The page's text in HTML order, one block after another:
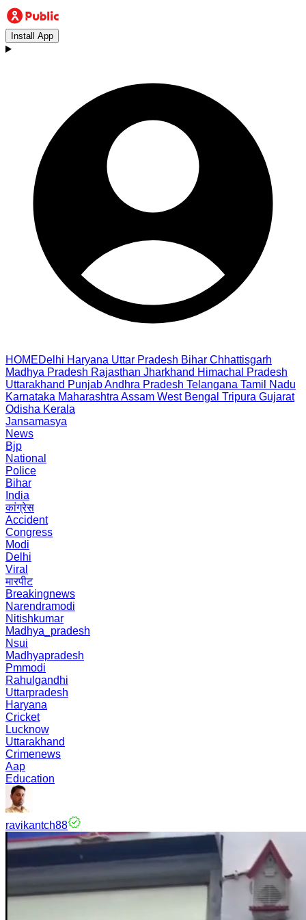
Install App
HOMEDelhi Haryana Uttar Pradesh Bihar Chhattisgarh
Madhya Pradesh Rajasthan Jharkhand Himachal Pradesh
Uttarakhand PunjabAndhra Pradesh Telangana Tamil Nadu
Karnataka Maharashtra Assam West Bengal Tripura Gujarat
Odisha Kerala
Jansamasya
News
Bjp
National
Police
Bihar
India
कांग्रेस
Accident
Congress
Modi
Delhi
Viral
मारपीट
Breakingnews
Narendramodi
Nitishkumar
Madhya_pradesh
Nsui
Madhyapradesh
Pmmodi
Rahulgandhi
Uttarpradesh
Haryana
Cricket
Lucknow
Uttarakhand
Crimenews
Aap
Education
ravikantch88